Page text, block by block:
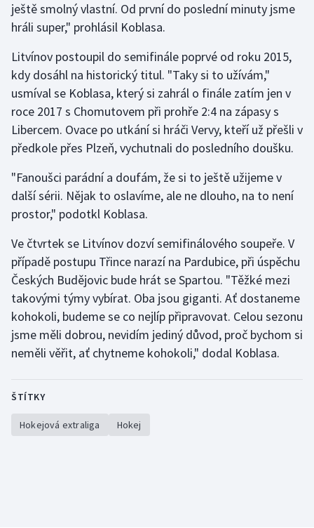
Rychlostní kanoistika
Short track
Sportovní střelba
Stolní tenis
Triatlon
Veslování
Vodní slalom
Volejbal
Ostatní
ještě smolný vlastní. Od první do poslední minuty jsme
hráli super," prohlásil Koblasa.
Litvínov postoupil do semifinále poprvé od roku 2015,
kdy dosáhl na historický titul. "Taky si to užívám,"
usmíval se Koblasa, který si zahrál o finále zatím jen v
roce 2017 s Chomutovem při prohře 2:4 na zápasy s
Libercem. Ovace po utkání si hráči Vervy, kteří už přešli v
předkole přes Plzeň, vychutnali do posledního doušku.
"Fanoušci parádní a doufám, že si to ještě užijeme v
další sérii. Nějak to oslavíme, ale ne dlouho, na to není
prostor," podotkl Koblasa.
Ve čtvrtek se Litvínov dozví semifinálového soupeře. V
případě postupu Třince narazí na Pardubice, při úspěchu
Českých Budějovic bude hrát se Spartou. "Těžké mezi
takovými týmy vybírat. Oba jsou giganti. Ať dostaneme
kohokoli, budeme se co nejlíp připravovat. Celou sezonu
jsme měli dobrou, nevidím jediný důvod, proč bychom si
neměli věřit, ať chytneme kohokoli," dodal Koblasa.
ŠTÍTKY
Hokejová extraliga Hokej